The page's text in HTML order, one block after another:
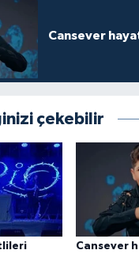
Cansever
çekebilir
Cansever